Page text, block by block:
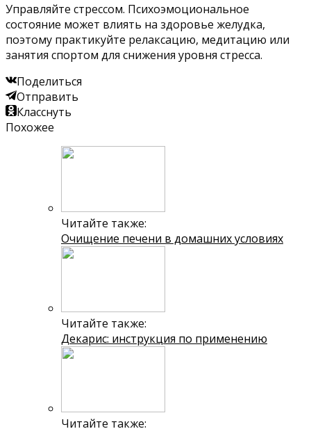
Управляйте стрессом. Психоэмоциональное
состояние может влиять на здоровье желудка,
поэтому практикуйте релаксацию, медитацию или
занятия спортом для снижения уровня стресса.
Поделиться
Отправить
Класснуть
Похожее
Читайте также:
Очищение печени в домашних условиях
Читайте также:
Декарис: инструкция по применению
Читайте также: